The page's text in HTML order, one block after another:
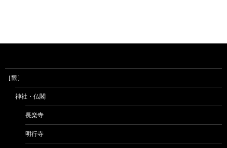
［観］
神社・仏閣
長楽寺
明行寺